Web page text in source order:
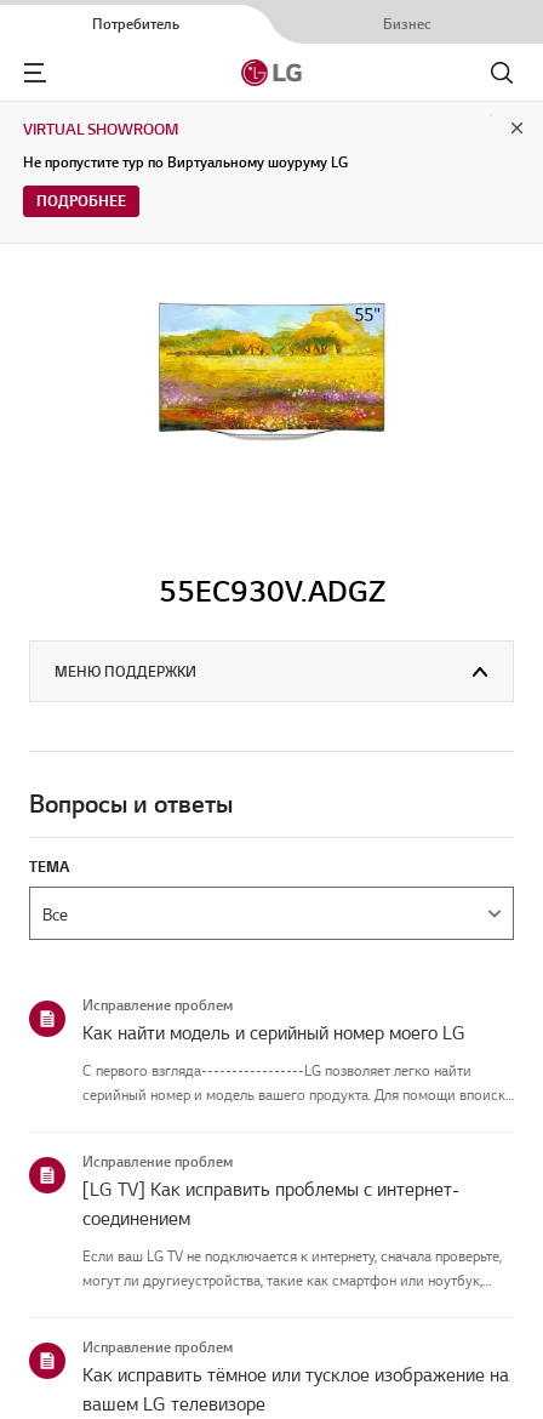
Потребитель Бизнес
Menu
Поиск
VIRTUAL SHOWROOM
Не пропустите тур по Виртуальному шоуруму LG
ПОДРОБНЕЕ
55EC930V.ADGZ
МЕНЮ ПОДДЕРЖКИ
Вопросы и ответы
ТЕМА
Исправление проблем
Как найти модель и серийный номер моего LG
С первого взгляда-----------------LG позволяет легко найти
серийный номер и модель вашего продукта. Для помощи впоиске
руководство создано...
Исправление проблем
[LG TV] Как исправить проблемы с интернет-
соединением
Если ваш LG TV не подключается к интернету, сначала проверьте,
могут ли другиеустройства, такие как смартфон или ноутбук,
Исправление проблем
Как исправить тёмное или тусклое изображение на
вашем LG телевизоре